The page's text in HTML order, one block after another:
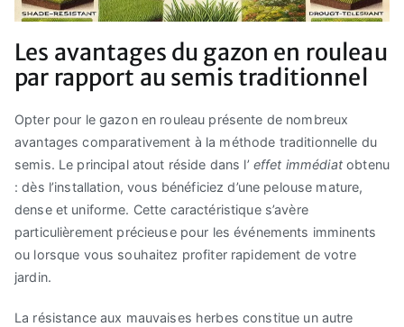
Les avantages du gazon en rouleau
par rapport au semis traditionnel
Opter pour le gazon en rouleau présente de nombreux
avantages comparativement à la méthode traditionnelle du
semis. Le principal atout réside dans l’ effet immédiatobtenu
: dès l’installation, vous bénéficiez d’une pelouse mature,
dense et uniforme. Cette caractéristique s’avère
particulièrement précieuse pour les événements imminents
ou lorsque vous souhaitez profiter rapidement de votre
jardin.
La résistance aux mauvaises herbes constitue un autre